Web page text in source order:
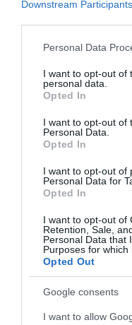
Downstream Participants
Please note that this
not limited to your visit
grant or deny consent
use your data for below
consent section.
Personal Data
I want to opt-out of
personal data.
Opted In
I want to opt-out of
Personal Data.
Opted In
I want to opt-out of
Personal Data for
Opted In
I want to opt-out of
Retention, Sale,
Personal Data that
Purposes for which
Opted Out
Google consents
I want to allow
keddi online
Ne maradjon le a
bennünket az
VISSZA A
Legfrissebb